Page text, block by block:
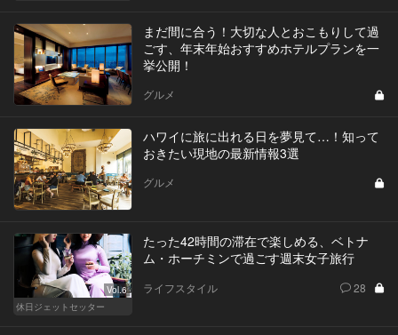
まだ間に合う！大切な人とおこもりして過
ごす、年末年始おすすめホテルプランを一
挙公開！
グルメ
ハワイに旅に出れる日を夢見て…！知って
おきたい現地の最新情報3選
グルメ
Vol.6
休日ジェットセッター
たった42時間の滞在で楽しめる、ベトナ
ム・ホーチミンで過ごす週末女子旅行
ライフスタイル 28